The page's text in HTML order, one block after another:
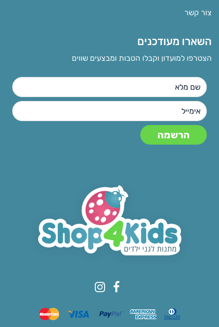
צור קשר
השארו מעודכנים
הצטרפו למועדון וקבלו הטבות ומבצעים שווים
© All rights reserved to Shop4kids